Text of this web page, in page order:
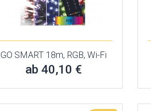
GO SMART 18m, RGB, Wi-Fi
ab 40,10 €